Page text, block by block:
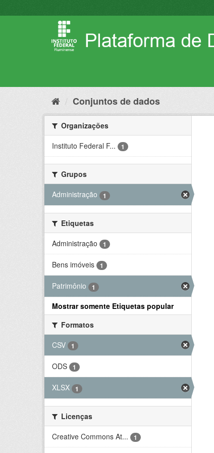
para
Conjuntos de dados
Organizações
Instituto Federal F...
1
Grupos
Administração
1
Etiquetas
Administração
1
Bens imóveis 1
Patrimônio 1
Mostrar somente Etiquetas popular
Formatos
CSV
1
ODS 1
XLSX 1
Licenças
Creative Commons At...
1